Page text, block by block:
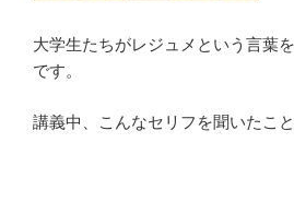
大学生たちがレジュメという言葉
です。
講義中、こんなセリフを聞いたこ